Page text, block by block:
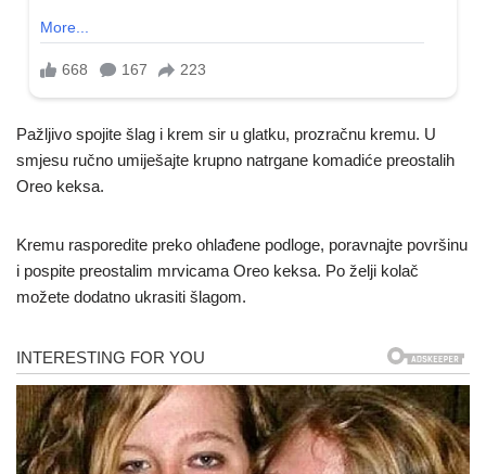
Pažljivo spojite šlag i krem sir u glatku, prozračnu kremu. U
smjesu ručno umiješajte krupno natrgane komadiće preostalih
Oreo keksa.
Kremu rasporedite preko ohlađene podloge, poravnajte površinu
i pospite preostalim mrvicama Oreo keksa. Po želji kolač
možete dodatno ukrasiti šlagom.